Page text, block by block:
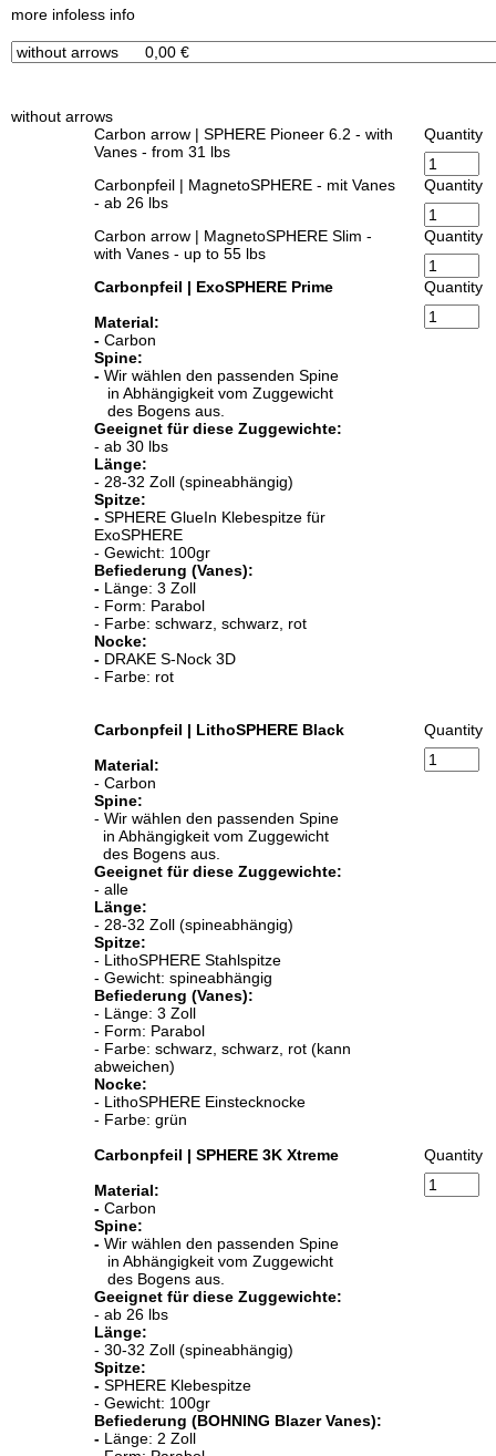
x
more infoless info
without arrows
Carbon arrow | SPHERE Pioneer 6.2 - with
Vanes - from 31 lbs
Quantity
Carbonpfeil | MagnetoSPHERE - mit Vanes
- ab 26 lbs
Quantity
Carbon arrow | MagnetoSPHERE Slim -
with Vanes - up to 55 lbs
Quantity
Carbonpfeil | ExoSPHERE Prime
Material:
- Carbon
Spine:
- Wir wählen den passenden Spine
in Abhängigkeit vom Zuggewicht
des Bogens aus.
Geeignet für diese Zuggewichte:
- ab 30 lbs
Länge:
- 28-32 Zoll (spineabhängig)
Spitze:
- SPHERE GlueIn Klebespitze für
ExoSPHERE
- Gewicht: 100gr
Befiederung (Vanes):
- Länge: 3 Zoll
- Form: Parabol
- Farbe: schwarz, schwarz, rot
Nocke:
- DRAKE S-Nock 3D
- Farbe: rot
Quantity
Carbonpfeil | LithoSPHERE Black
Material:
- Carbon
Spine:
- Wir wählen den passenden Spine
in Abhängigkeit vom Zuggewicht
des Bogens aus.
Geeignet für diese Zuggewichte:
- alle
Länge:
- 28-32 Zoll (spineabhängig)
Spitze:
- LithoSPHERE Stahlspitze
- Gewicht: spineabhängig
Befiederung (Vanes):
- Länge: 3 Zoll
- Form: Parabol
- Farbe: schwarz, schwarz, rot (kann
abweichen)
Nocke:
- LithoSPHERE Einstecknocke
- Farbe: grün
Quantity
Carbonpfeil | SPHERE 3K Xtreme
Material:
- Carbon
Spine:
- Wir wählen den passenden Spine
in Abhängigkeit vom Zuggewicht
des Bogens aus.
Geeignet für diese Zuggewichte:
- ab 26 lbs
Länge:
- 30-32 Zoll (spineabhängig)
Spitze:
- SPHERE Klebespitze
- Gewicht: 100gr
Befiederung (BOHNING Blazer Vanes):
- Länge: 2 Zoll
Quantity